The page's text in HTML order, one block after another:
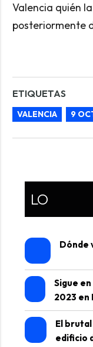
Valencia quién
posteriormente
ETIQUETAS
VALENCIA 9
LO
Dónde
Sigue
2023 en
El
edificio